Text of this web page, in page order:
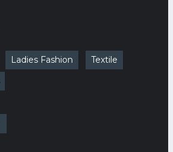
Date: 2023-06-24 10:33:54 |
Category: Textile
retardant Fibres
Ladies Fashion
Textile